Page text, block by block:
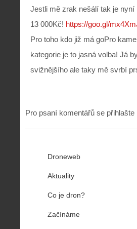
Jestli mě zrak nešálí tak je
13 000Kč! https://goo.gl/
Pro toho kdo již má goPro
kategorie je to jasná volba! Já
svižnějšího ale taky mě svrbí
Pro psaní komentářů se přihlašte
Droneweb
Aktuality
Co je dron?
Začínáme